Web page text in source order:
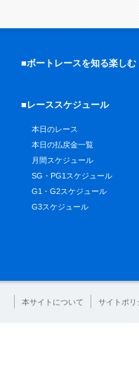
■ボートレースを知る楽しむ
■レーススケジュール
本日のレース
本日の払戻金一覧
月間スケジュール
SG・PG1スケジュール
G1・G2スケジュール
G3スケジュール
本サイトについて サイトポリ